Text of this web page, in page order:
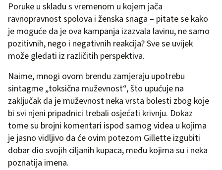
Poruke u skladu s vremenom u kojem jača
ravnopravnost spolova i ženska snaga – pitate se kako
je moguće da je ova kampanja izazvala lavinu, ne samo
pozitivnih, nego i negativnih reakcija? Sve se uvijek
može gledati iz različitih perspektiva.
Naime, mnogi ovom brendu zamjeraju upotrebu
sintagme „toksična muževnost“, što upućuje na
zaključak da je muževnost neka vrsta bolesti zbog koje
bi svi njeni pripadnici trebali osjećati krivnju. Dokaz
tome su brojni komentari ispod samog videa u kojima
je jasno vidljivo da će ovim potezom Gillette izgubiti
dobar dio svojih ciljanih kupaca, među kojima su i neka
poznatija imena.